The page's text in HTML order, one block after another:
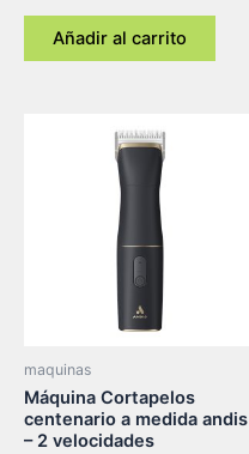
Añadir al carrito
maquinas
Máquina Cortapelos
centenario a medida andis
– 2 velocidades